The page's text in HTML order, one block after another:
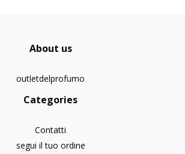
About us
outletdelprofumo
Categories
Contatti
segui il tuo ordine